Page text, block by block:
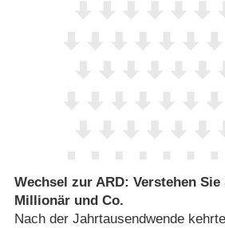
Wechsel zur ARD: Verstehen
Millionär und Co.
Nach der Jahrtausendwende